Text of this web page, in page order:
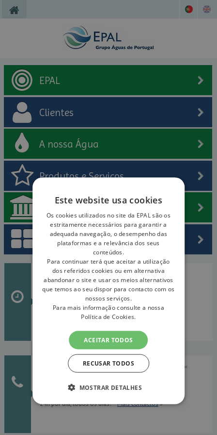
EPAL
Clientes
A nossa Água
Produtos e Serviços
Fornecedores
Av. da Liberdade, 24
: 08h30 - 19h30 (2ª a 6ª feira)
LOJA DO CIDADÃO
(Laranjeiras)
08h30 - 19h30
08h30 - 14h00 (sábados)
CLIENTES: 213 221 111|custo de uma chamada para a rede fixa nacional
ROTURAS:800 201 600 (gratuita)
24h por dia, todos os dias!Mais contactos»
Este website usa cookies
Os cookies utilizados no site da EPAL são os
estritamente necessários para garantir a
adequada navegação, o desempenho das
plataformas e a relevância dos seus
conteúdos.
Para continuar terá que aceitar a utilização
dos referidos cookies ou em alternativa
abandonar o site e usar os meios alternativos
que temos ao seu dispor para contacto com os
nossos serviços.
Para mais informação consulte a nossa
Política de Cookies.
ACEITAR TODOS
RECUSAR TODOS
MOSTRAR DETALHES